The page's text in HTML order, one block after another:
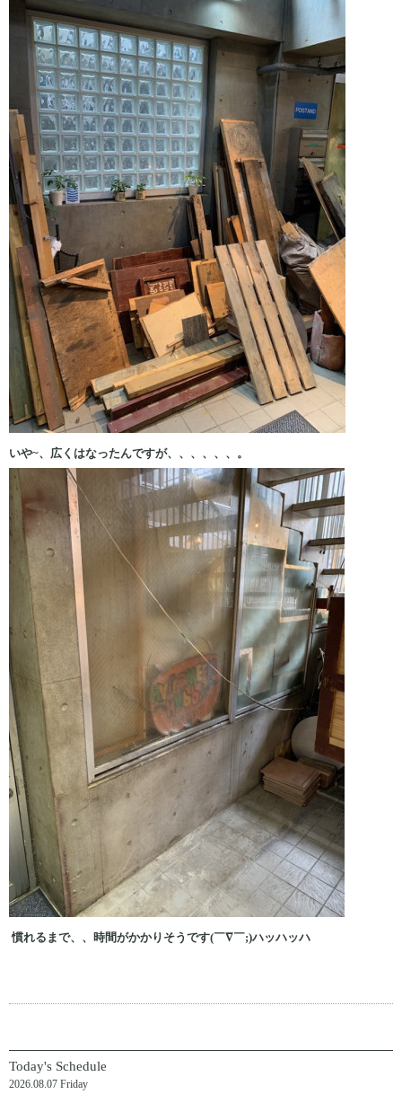
いや~、広くはなったんですが、、、、、、。
慣れるまで、、時間がかかりそうです(￣∇￣;)ハッハッハ
Today's Schedule
2026.08.07 Friday